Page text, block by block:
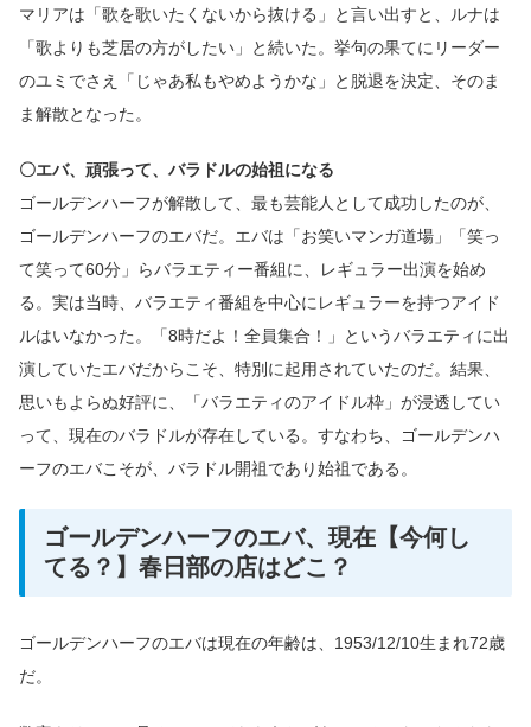
マリアは「歌を歌いたくないから抜ける」と言い出すと、ルナは
「歌よりも芝居の方がしたい」と続いた。挙句の果てにリーダー
のユミでさえ「じゃあ私もやめようかな」と脱退を決定、そのま
ま解散となった。
〇エバ、頑張って、バラドルの始祖になる
ゴールデンハーフが解散して、最も芸能人として成功したのが、
ゴールデンハーフのエバだ。エバは「お笑いマンガ道場」「笑っ
て笑って60分」らバラエティー番組に、レギュラー出演を始め
る。実は当時、バラエティ番組を中心にレギュラーを持つアイド
ルはいなかった。「8時だよ！全員集合！」というバラエティに出
演していたエバだからこそ、特別に起用されていたのだ。結果、
思いもよらぬ好評に、「バラエティのアイドル枠」が浸透してい
って、現在のバラドルが存在している。すなわち、ゴールデンハ
ーフのエバこそが、バラドル開祖であり始祖である。
ゴールデンハーフのエバ、現在【今何し
てる？】春日部の店はどこ？
ゴールデンハーフのエバは現在の年齢は、1953/12/10生まれ72歳
だ。